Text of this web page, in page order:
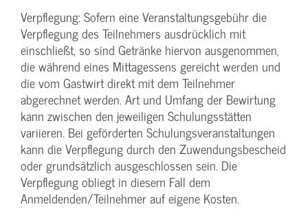
Verpflegung: Sofern eine Veranstaltungs­gebühr die
Verpflegung des Teilnehmers ausdrücklich mit
einschließt, so sind Getränke hiervon ausgenommen,
die während eines Mittagessens gereicht werden und
die vom Gastwirt direkt mit dem Teilnehmer
abgerechnet werden. Art und Umfang der Bewirtung
kann zwischen den jeweiligen Schulungsstätten
variieren. Bei geförderten Schulungs­veranstaltungen
kann die Verpflegung durch den Zuwendungs­bescheid
oder grundsätzlich ausgeschlossen sein. Die
Verpflegung obliegt in diesem Fall dem
Anmeldenden/­Teilnehmer auf eigene Kosten.